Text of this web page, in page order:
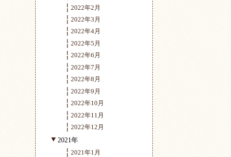
2022年2月
2022年3月
2022年4月
2022年5月
2022年6月
2022年7月
2022年8月
2022年9月
2022年10月
2022年11月
2022年12月
2021年
2021年1月